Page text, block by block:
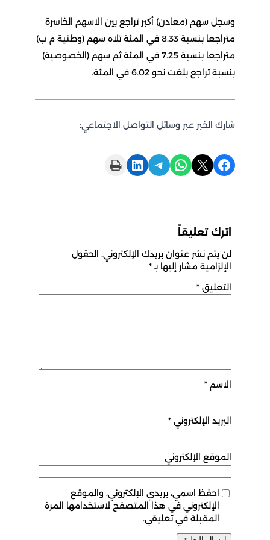
وسجل سهم (معادن) أكبر تراجع بين الاسهم الخاسرة
متراجعا بنسبة 8.33 في المئة تلاه سهم (وطنية م ب)
متراجعا بنسبة 7.25 في المئة ثم سهم (الخصوصية)
بنسبة تراجع بلغت نحو 6.02 في المئة.
شارك الخبر عبر وسائل التواصل الاجتماعي:
Share on Facebook
Share on X
Share on WhatsApp
Share on Telegram
Share on LinkedIn
Print this Page
اترك تعليقاً
لن يتم نشر عنوان بريدك الإلكتروني. الحقول
الإلزامية مشار إليها بـ*
التعليق *
الاسم *
البريد الإلكتروني *
الموقع الإلكتروني
احفظ اسمي، بريدي الإلكتروني، والموقع
الإلكتروني في هذا المتصفح لاستخدامها المرة
المقبلة في تعليقي.